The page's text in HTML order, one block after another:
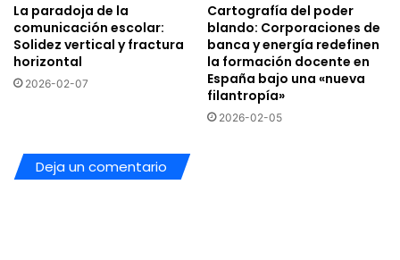
La paradoja de la
comunicación escolar:
Solidez vertical y fractura
horizontal
2026-02-07
Cartografía del poder
blando: Corporaciones de
banca y energía redefinen
la formación docente en
España bajo una «nueva
filantropía»
2026-02-05
Deja un comentario